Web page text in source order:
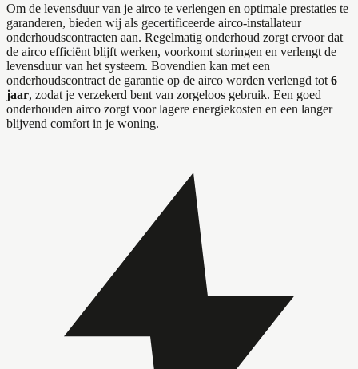
Om de levensduur van je airco te verlengen en optimale prestaties te
garanderen, bieden wij als gecertificeerde airco-installateur
onderhoudscontracten aan. Regelmatig onderhoud zorgt ervoor dat
de airco efficiënt blijft werken, voorkomt storingen en verlengt de
levensduur van het systeem. Bovendien kan met een
onderhoudscontract de garantie op de airco worden verlengd tot 6
jaar, zodat je verzekerd bent van zorgeloos gebruik. Een goed
onderhouden airco zorgt voor lagere energiekosten en een langer
blijvend comfort in je woning.